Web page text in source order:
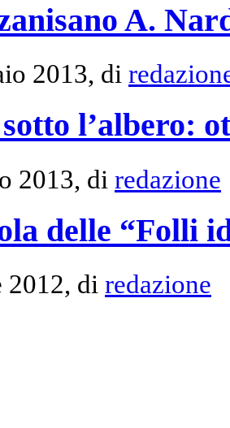
A.
2013, di
l’albero:
2013, di redazione
delle “Folli
2012, di redazione